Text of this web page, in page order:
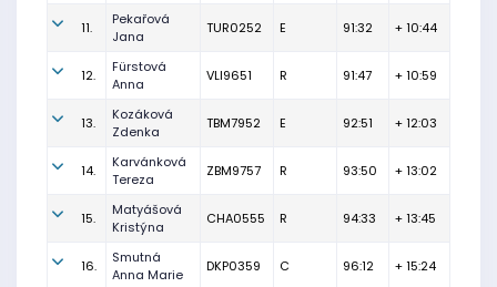
11.
Pekařová
Jana
TUR0252 E 91:32 + 10:44
12.
Fürstová
Anna
VLI9651 R 91:47 + 10:59
13.
Kozáková
Zdenka
TBM7952 E 92:51 + 12:03
14.
Karvánková
Tereza
ZBM9757 R 93:50 + 13:02
15.
Matyášová
Kristýna
CHA0555 R 94:33 + 13:45
16.
Smutná
Anna Marie
DKP0359 C 96:12 + 15:24